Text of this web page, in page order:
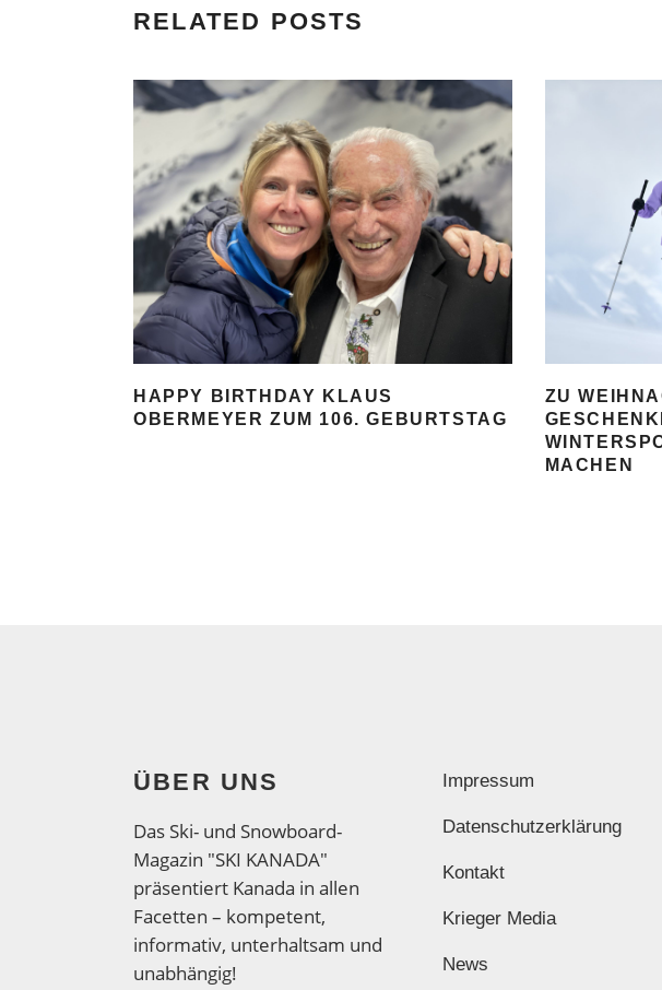
RELATED POSTS
HAPPY BIRTHDAY KLAUS
OBERMEYER ZUM 106. GEBURTSTAG
ZU
MACHEN
ÜBER UNS
Das Ski- und Snowboard-
Magazin "SKI KANADA"
präsentiert Kanada in allen
Facetten – kompetent,
informativ, unterhaltsam und
unabhängig!
Impressum
Datenschutzerklärung
Kontakt
Krieger Media
News